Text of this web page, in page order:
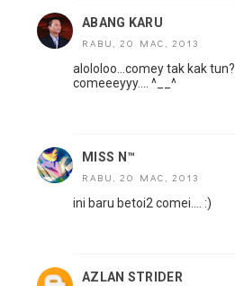
ABANG KARU
RABU, 20 MAC, 2013
alololoo...comey tak kak tun?
comeeeyyy.... ^__^
MISS N™
RABU, 20 MAC, 2013
ini baru betoi2 comei.... :)
AZLAN STRIDER